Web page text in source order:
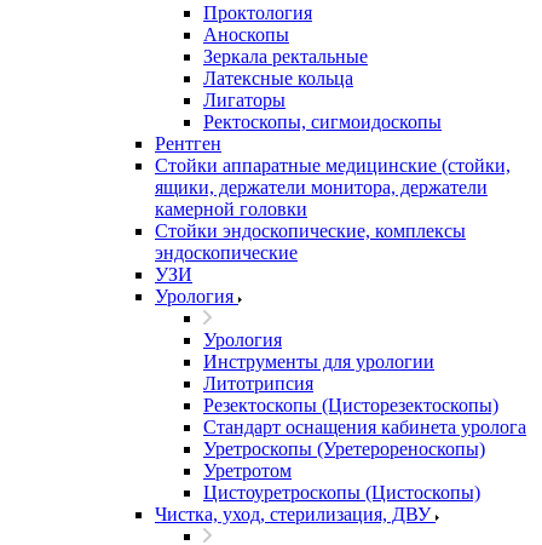
Проктология
Аноскопы
Зеркала ректальные
Латексные кольца
Лигаторы
Ректоскопы, сигмоидоскопы
Рентген
Стойки аппаратные медицинские (стойки,
ящики, держатели монитора, держатели
камерной головки
Стойки эндоскопические, комплексы
эндоскопические
УЗИ
Урология
Урология
Инструменты для урологии
Литотрипсия
Резектоскопы (Цисторезектоскопы)
Стандарт оснащения кабинета уролога
Уретроскопы (Уретерореноскопы)
Уретротом
Цистоуретроскопы (Цистоскопы)
Чистка, уход, стерилизация, ДВУ